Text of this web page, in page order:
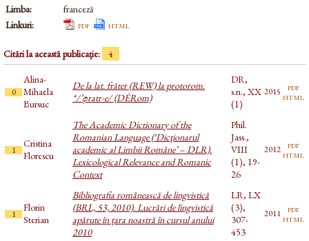
Limba:
franceză
Linkuri:
pdf html
Citări la această publicație: 4
0
Alina-
Mihaela
Bursuc
De la lat. frāter (REW) la protorom.
*/’φratr-e/ (DÉRom)
DR,
s.n., XX
(1)
2015 pdf
html
1
Cristina
Florescu
The Academic Dictionary of the
Romanian Language (‘Dicţionarul
academic al Limbii Române’ – DLR).
Lexicological Relevance and Romanic
Context
Phil.
Jass.,
VIII
(1), 19-
26
2012 pdf
html
1
Florin
Sterian
Bibliografia românească de lingvistică
(BRL, 53, 2010). Lucrări de lingvistică
apărute în țara noastră în cursul anului
2010
LR, LX
(3),
307-
453
2011 pdf
html